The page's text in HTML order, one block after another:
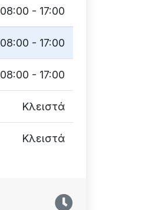
08:00 - 17:00
08:00 - 17:00
08:00 - 17:00
Κλειστά
Κλειστά